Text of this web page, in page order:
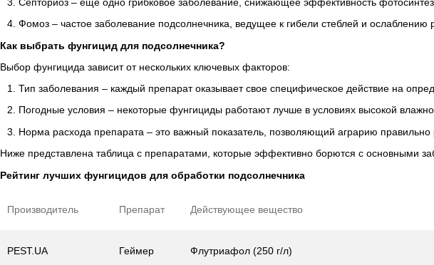
Фомоз – частое заболевание подсолнечника, ведущее к гибели стеблей и ослаблению
Как выбрать фунгицид для подсолнечника?
Выбор фунгицида зависит от нескольких ключевых факторов:
Тип заболевания – каждый препарат оказывает свое специфическое действие на
Погодные условия – некоторые фунгициды работают лучше в условиях высокой
Норма расхода препарата – это важный показатель, позволяющий аграрию правильно
Ниже представлена ​​таблица с препаратами, которые эффективно борются с основными
Рейтинг лучших фунгицидов для обработки подсолнечника
Производитель Препарат Действующее вещество
PEST.UA Геймер Флутриафол (250 г/л)